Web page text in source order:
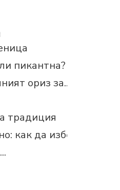
пикантна?
ориз за...
традиция
как да изберем